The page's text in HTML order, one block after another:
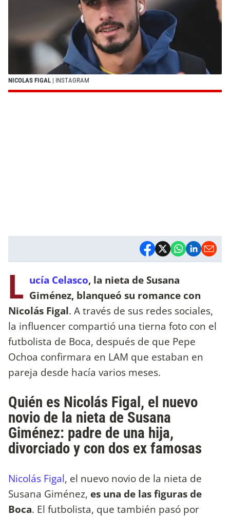
NICOLAS FIGAL | INSTAGRAM
L ucía Celasco, la nieta de Susana
Giménez, blanqueó su romance con
Nicolás Figal. A través de sus redes sociales,
la influencer compartió una tierna foto con el
futbolista de Boca, después de que Pepe
Ochoa confirmara en LAM que estaban en
pareja desde hacía varios meses.
Quién es Nicolás Figal, el nuevo
novio de la nieta de Susana
Giménez: padre de una hija,
divorciado y con dos ex famosas
Nicolás Figal, el nuevo novio de la nieta de
Susana Giménez, es una de las figuras de
Boca. El futbolista, que también pasó por